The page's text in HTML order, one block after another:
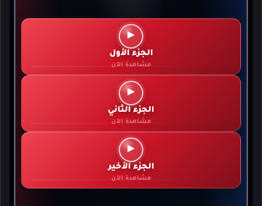
▶
الجزء الأول
مشاهدة الآن
▶
الجزء الثاني
مشاهدة الآن
▶
الجزء الأخير
مشاهدة الآن